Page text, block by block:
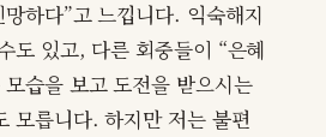
하다”고 느낍니다. 익숙해지
도 있고, 다른 회중들이 “은혜
습을 보고 도전을 받으시는
모릅니다. 하지만 저는 불편